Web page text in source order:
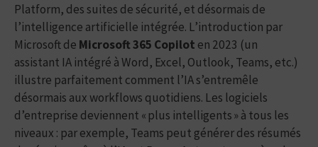
Platform, des suites de sécurité, et désormais de
l’intelligence artificielle intégrée. L’introduction par
Microsoft de Microsoft 365 Copilot en 2023 (un
assistant IA intégré à Word, Excel, Outlook, Teams, etc.)
illustre parfaitement comment l’IA s’entremêle
désormais aux workflows quotidiens. Les logiciels
d’entreprise deviennent « plus intelligents » à tous les
niveaux : par exemple, Teams peut générer des résumés